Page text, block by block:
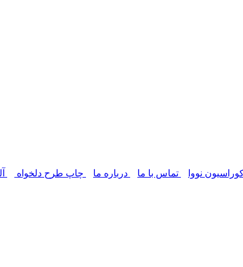
نووا تماس با ما درباره ما چاپ طرح دلخواه